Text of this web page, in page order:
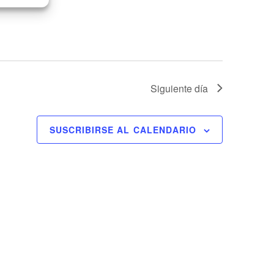
Siguiente día
SUSCRIBIRSE AL CALENDARIO